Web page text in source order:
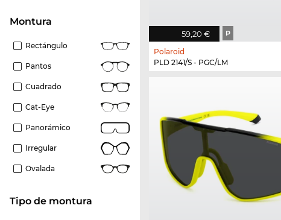
Montura
Rectángulo
Pantos
Cuadrado
Cat-Eye
Panorámico
Irregular
Ovalada
Tipo de montura
59,20 € P
Polaroid
PLD 2141/S - PGC/LM